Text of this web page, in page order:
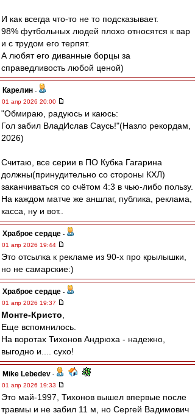
И как всегда что-то не то подсказывает.
98% футбольных людей плохо относятся к вар
и с трудом его терпят.
А любят его диванные борцы за
справедливость любой ценой)
Карелин -
01 апр 2026 20:00
"Обмираю, радуюсь и каюсь:
Гол забил ВладИслав Саусь!"(Назло рекордам,
2026)
Считаю, все серии в ПО Кубка Гагарина
должны(принудительно со стороны КХЛ)
заканчиваться со счётом 4:3 в чью-либо пользу.
На каждом матче же аншлаг, публика, реклама,
касса, ну и вот..
Храброе сердце -
01 апр 2026 19:44
Это отсылка к рекламе из 90-х про крылышки,
но не самарские:)
Храброе сердце -
01 апр 2026 19:37
Монте-Кристо
Еще вспомнилось.
На воротах Тихонов Андрюха - надежно,
выгодно и.... сухо!
Mike Lebedev -
01 апр 2026 19:33
Это май-1997, Тихонов вышел впервые после
травмы и не забил 11 м, но Сергей Вадимович